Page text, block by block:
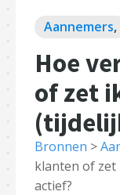
Aannemers,
Hoe
of zet
Bronnen >
klanten of
actief?